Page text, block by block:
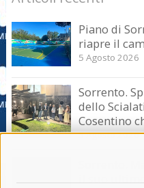
Piano di
riapre il
5 Agosto 2026
Sorrento.
dello
Cosentino
5 Agosto 2026
Sorrento.
il suo